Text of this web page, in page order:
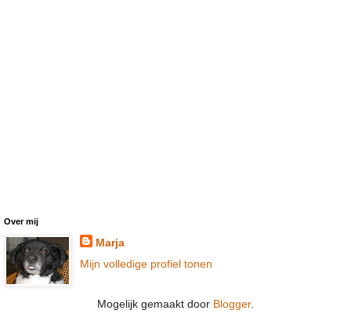
Over mij
Marja
Mijn volledige profiel tonen
Mogelijk gemaakt door Blogger.